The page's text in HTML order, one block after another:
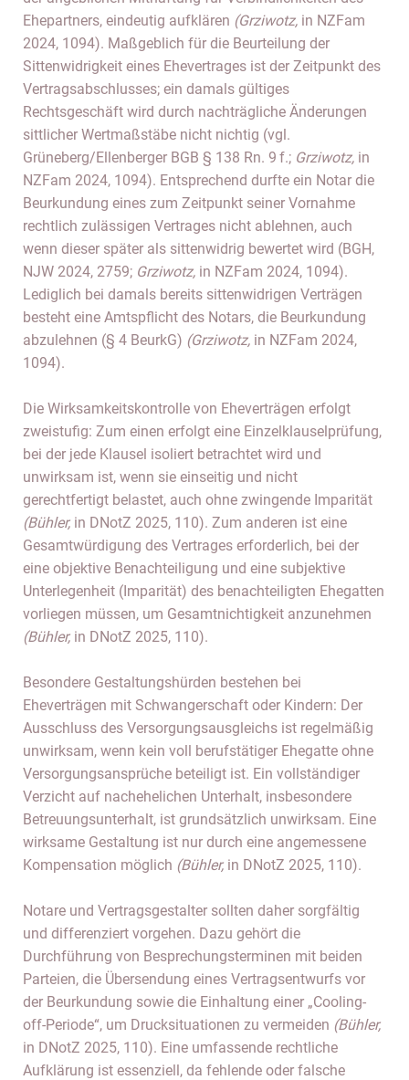
Ehepartners, eindeutig aufklären (Grziwotz, in NZFam
2024, 1094). Maßgeblich für die Beurteilung der
Sittenwidrigkeit eines Ehevertrages ist der Zeitpunkt des
Vertragsabschlusses; ein damals gültiges
Rechtsgeschäft wird durch nachträgliche Änderungen
sittlicher Wertmaßstäbe nicht nichtig (vgl.
Grüneberg/Ellenberger BGB § 138 Rn. 9 f.; Grziwotz, in
NZFam 2024, 1094). Entsprechend durfte ein Notar die
Beurkundung eines zum Zeitpunkt seiner Vornahme
rechtlich zulässigen Vertrages nicht ablehnen, auch
wenn dieser später als sittenwidrig bewertet wird (BGH,
NJW 2024, 2759; Grziwotz, in NZFam 2024, 1094).
Lediglich bei damals bereits sittenwidrigen Verträgen
besteht eine Amtspflicht des Notars, die Beurkundung
abzulehnen (§ 4 BeurkG) (Grziwotz, in NZFam 2024,
1094).
Die Wirksamkeitskontrolle von Eheverträgen erfolgt
zweistufig: Zum einen erfolgt eine Einzelklauselprüfung,
bei der jede Klausel isoliert betrachtet wird und
unwirksam ist, wenn sie einseitig und nicht
gerechtfertigt belastet, auch ohne zwingende Imparität
(Bühler, in DNotZ 2025, 110). Zum anderen ist eine
Gesamtwürdigung des Vertrages erforderlich, bei der
eine objektive Benachteiligung und eine subjektive
Unterlegenheit (Imparität) des benachteiligten Ehegatten
vorliegen müssen, um Gesamtnichtigkeit anzunehmen
(Bühler, in DNotZ 2025, 110).
Besondere Gestaltungshürden bestehen bei
Eheverträgen mit Schwangerschaft oder Kindern: Der
Ausschluss des Versorgungsausgleichs ist regelmäßig
unwirksam, wenn kein voll berufstätiger Ehegatte ohne
Versorgungsansprüche beteiligt ist. Ein vollständiger
Verzicht auf nachehelichen Unterhalt, insbesondere
Betreuungsunterhalt, ist grundsätzlich unwirksam. Eine
wirksame Gestaltung ist nur durch eine angemessene
Kompensation möglich (Bühler, in DNotZ 2025, 110).
Notare und Vertragsgestalter sollten daher sorgfältig
und differenziert vorgehen. Dazu gehört die
Durchführung von Besprechungsterminen mit beiden
Parteien, die Übersendung eines Vertragsentwurfs vor
der Beurkundung sowie die Einhaltung einer „Cooling-
off-Periode“, um Drucksituationen zu vermeiden (Bühler,
in DNotZ 2025, 110). Eine umfassende rechtliche
Aufklärung ist essenziell, da fehlende oder falsche